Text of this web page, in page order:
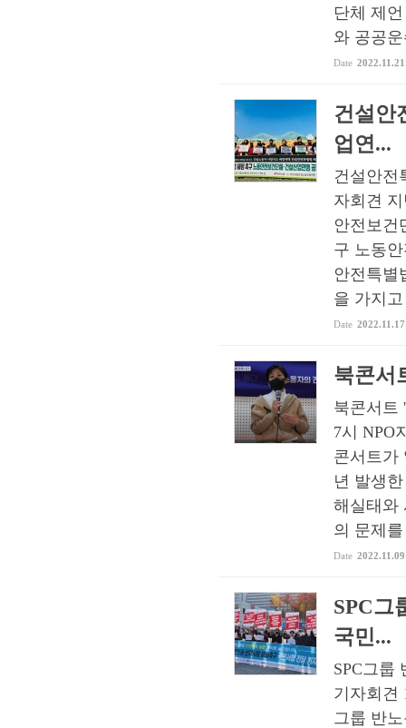
단체 제
와 공공
Date 2022.11.21
건설안
업연...
건설안전
자회견
안전보건
구 노동
안전특별
을 가지
Date 2022.11.17
북콘서
북콘서트
7시 NPO
콘서트가
년 발생
해실태와
의 문제
Date 2022.11.09
SPC그
국민...
SPC그룹
기자회견
그룹 반